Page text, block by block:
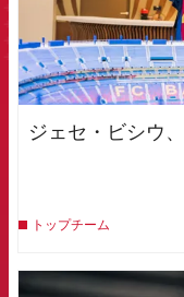
ジェセ・ビシウ
トップチーム